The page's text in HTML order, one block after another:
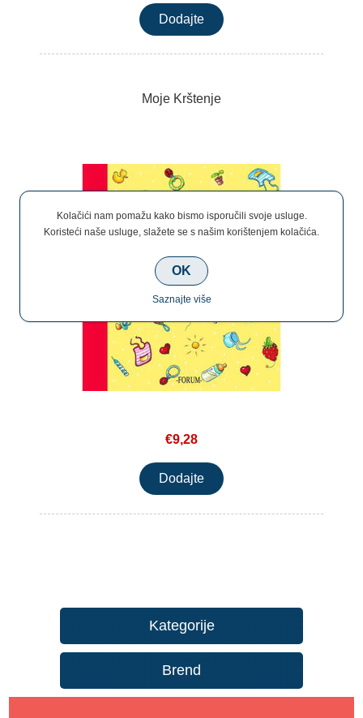
Moje Krštenje
€9,28
Kategorije
Brend
Kolačići nam pomažu kako bismo isporučili svoje usluge.
Koristeći naše usluge, slažete se s našim korištenjem kolačića.
OK
Saznajte više